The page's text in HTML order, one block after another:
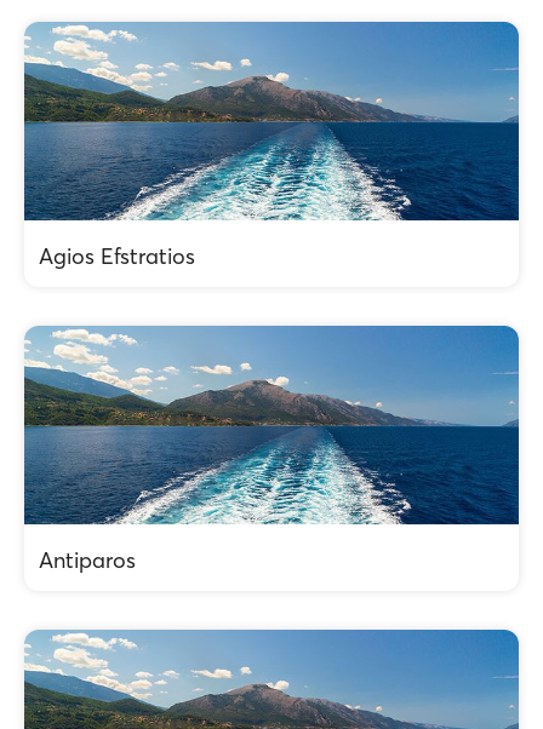
Agios Efstratios
Antiparos